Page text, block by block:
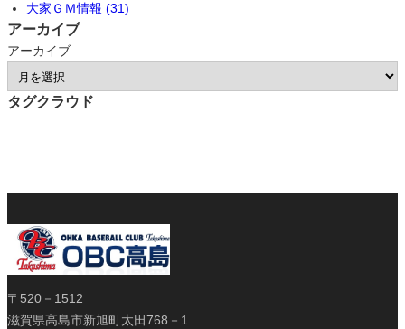
大家ＧＭ情報 (31)
アーカイブ
アーカイブ
タグクラウド
〒520－1512
滋賀県高島市新旭町太田768－1